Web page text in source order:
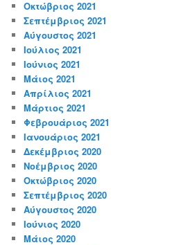
Οκτώβριος 2021
Σεπτέμβριος 2021
Αύγουστος 2021
Ιούλιος 2021
Ιούνιος 2021
Μάιος 2021
Απρίλιος 2021
Μάρτιος 2021
Φεβρουάριος 2021
Ιανουάριος 2021
Δεκέμβριος 2020
Νοέμβριος 2020
Οκτώβριος 2020
Σεπτέμβριος 2020
Αύγουστος 2020
Ιούνιος 2020
Μάιος 2020